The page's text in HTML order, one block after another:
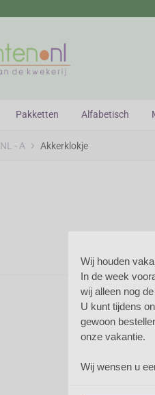
Pakketten Alfabetisch
NL - A Akkerklokje
Akkerklokjes
houdt van zon,
bodem. Op een
Wij houden
In de week
wij alleen nog
U kunt tijdens
gewoon
onze vakantie.
Wij wensen u